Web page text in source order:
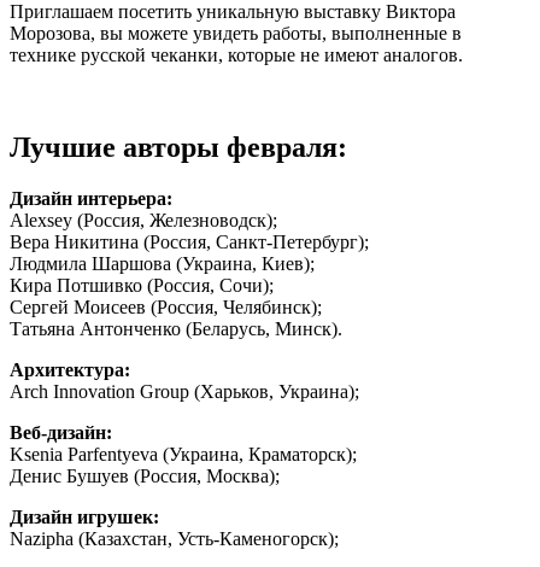
Приглашаем посетить уникальную выставку Виктора
Морозова, вы можете увидеть работы, выполненные в
технике русской чеканки, которые не имеют аналогов.
Лучшие авторы февраля:
Дизайн интерьера:
Alexsey (Россия, Железноводск);
Вера Никитина (Россия, Санкт-Петербург);
Людмила Шаршова (Украина, Киев);
Кира Потшивко (Россия, Сочи);
Сергей Моисеев (Россия, Челябинск);
Татьяна Антонченко (Беларусь, Минск).
Архитектура:
Arch Innovation Group (Харьков, Украина);
Веб-дизайн:
Ksenia Parfentyeva (Украина, Краматорск);
Денис Бушуев (Россия, Москва);
Дизайн игрушек:
Nazipha (Казахстан, Усть-Каменогорск);